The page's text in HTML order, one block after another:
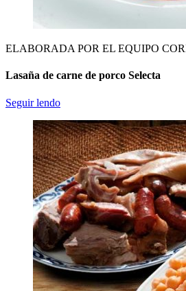
ELABORADA POR EL EQUIPO
Lasaña de carne de porco Selecta
Seguir lendo